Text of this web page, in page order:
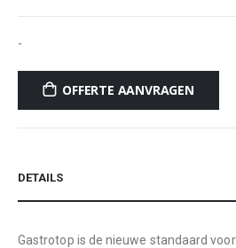
-
OFFERTE AANVRAGEN
DETAILS
Gastrotop is de nieuwe standaard